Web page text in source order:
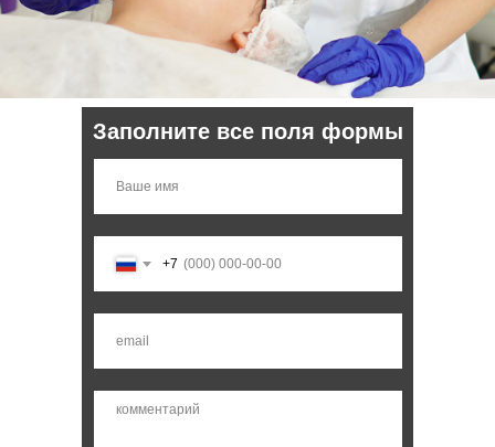
+7
Заполните все поля формы